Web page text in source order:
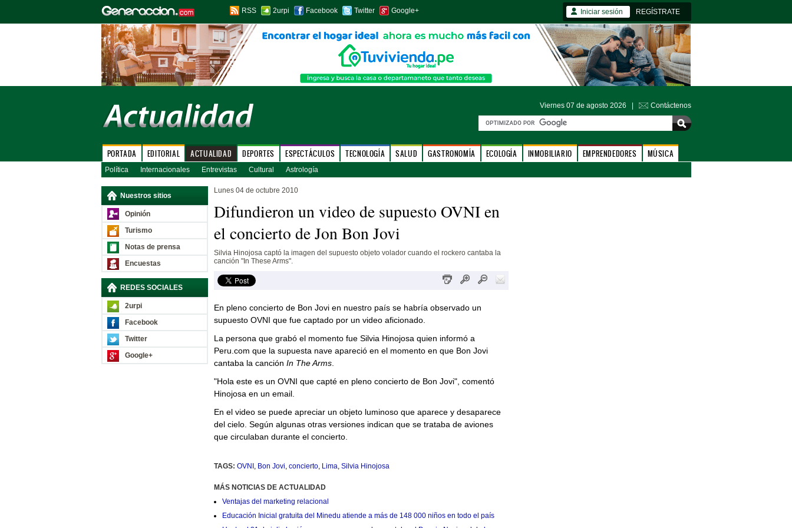
RSS 2urpi Facebook Twitter Google+ Iniciar sesión REGÍSTRATE
Viernes 07 de agosto 2026 | Contáctenos
PORTADA EDITORIAL ACTUALIDAD DEPORTES ESPECTÁCULOS TECNOLOGÍA SALUD GASTRONOMÍA ECOLOGÍA INMOBILIARIO EMPRENDEDORES MÚSICA
Política Internacionales Entrevistas Cultural Astrología
Nuestros sitios
Opinión
Turismo
Notas de prensa
Encuestas
REDES SOCIALES
2urpi
Facebook
Twitter
Google+
Lunes 04 de octubre 2010
Difundieron un video de supuesto OVNI en
el concierto de Jon Bon Jovi
Silvia Hinojosa captó la imagen del supuesto objeto volador cuando el rockero cantaba la
canción "In These Arms".
En pleno concierto de Bon Jovi en nuestro país se habría observado un
supuesto OVNI que fue captado por un video aficionado.
La persona que grabó el momento fue Silvia Hinojosa quien informó a
Peru.com que la supuesta nave apareció en el momento en que Bon Jovi
cantaba la canción In The Arms.
"Hola este es un OVNI que capté en pleno concierto de Bon Jovi", comentó
Hinojosa en un email.
En el video se puede apreciar un objeto luminoso que aparece y desaparece
del cielo. Según algunas otras versiones indican que se trataba de aviones
que circulaban durante el concierto.
TAGS: OVNI , Bon Jovi, concierto, Lima, Silvia Hinojosa
MÁS NOTICIAS DE ACTUALIDAD
Ventajas del marketing relacional
Educación Inicial gratuita del Minedu atiende a más de 148 000 niños en todo el país